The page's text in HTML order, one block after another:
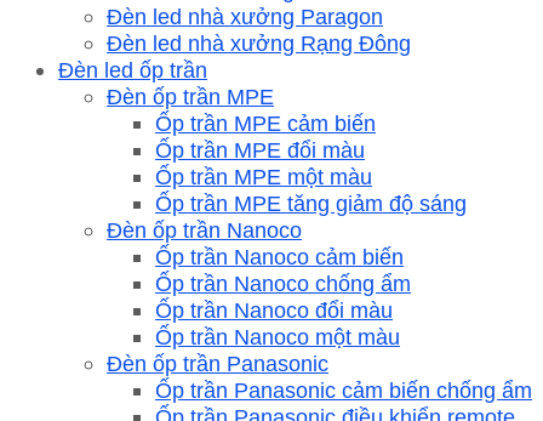
Đèn led nhà xưởng Paragon
Đèn led nhà xưởng Rạng Đông
Đèn led ốp trần
Đèn ốp trần MPE
Ốp trần MPE cảm biến
Ốp trần MPE đổi màu
Ốp trần MPE một màu
Ốp trần MPE tăng giảm độ sáng
Đèn ốp trần Nanoco
Ốp trần Nanoco cảm biến
Ốp trần Nanoco chống ẩm
Ốp trần Nanoco đổi màu
Ốp trần Nanoco một màu
Đèn ốp trần Panasonic
Ốp trần Panasonic cảm biến chống ẩm